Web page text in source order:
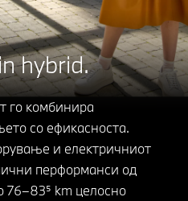
hybrid.
го комбинира
со ефикасноста.
и електричниот
перформанси од
76–83⁵ km целосно